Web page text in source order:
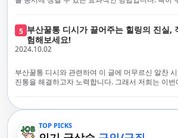
시죠? 여기서만 느낄 수 있는 특별한 경험을 소개합
험을 제공해요. 준비하신 모든 것에 놀랄 준비를 하
동안 지역에서 최고의 출장업체가 되겠다는 하나의
요.부경샵의 전통적인 서비스로, 단 한 순간도 낭비
어드릴 거예요. 비가 오든 눈이 오든, 어디에 계시든
릴게요. 부경샵의 서비스는 부산의 모든 곳, 집이든
스텔이든 아파트든, 여러분을 위해 준비되어 있어
멀리까지 다니며, 편리함을 최우선으로 생각해요. 빠
게 조절되어, 진정한 에너지 회복을 경험하실 수 있
고 있어요. 이런 점이 부경샵의 자랑입니다. 어디에
받으실 수 있도록 노력하고 있어요.부경샵은 우수성
수 있는 서비스를 제공합니다. 부경샵은 부산 일본인 홈케어 후불제의 모범
적인 피해가 발생하지 않도록 지속적으로 노력하고
칭하여 선불 결제를 요구하는 마사지 서비스에 대해
요합니다. '부경샵'은 관리사의 도착 이후에 결제가 이루어지는 후불제를
기본 원칙으로 하는 부산 일본인 홈케어 전문 업체
객님의 신뢰를 최우선으로 여기며, 모든 코스에서
있습니다. 왜 부경샵이 부산에서 특별한지, 그 이유를 알려드리겠습니다.
여기서는 단순한 부산 일본인 홈케어 서비스를 넘어
러분을 기다리고 있으니, 준비되셨나요? 부경샵은 오랜 시간 동안 지역 최
부경샵과 함께라면, 쌓인 피로를 효과적으로 해소하
장된 근육과 신경을 완화시켜 스트레스를 감소시킵
경과 결절이 모여있어, 발마사지를 통해 이를 자극함
함을 제공하는데 도움이 됩니다. 이는 스트레스 호
의 안정을 촉진합니다.면역 시스템 강화: 정기적인
의 활동을 촉진하여 감염 및 질병에 대한 저항력을
사지는 림프순환을 촉진하고 세포 배출물을 제거함
원합니다.숙면 유도: 발마사지는 긴장된 근육과 신
특정 포인트를 자극함으로써 소화 기능을 개선하는
다. 발마사지는 소화기관 주변의 근육을 이완시켜
게 도와줍니다.체중 관리: 발마사지는 근육의 활성
와 신체적, 정신적 피로를 효과적으로 완화합니다.
손길은 긴장된 근육을 이완시키고, 스트레스 호르몬
의 안정을 가져다 줍니다. 이는 일상의 업무 효율성
질을 향상시키는 데 기여합니다.근육 이완과 유연
지는 근육의 긴장과 경직을 해소하고 유연성을 향
능을 개선하고, 근골격계 문제 및 부상 예방에 도움
인 마사지는 자세 개선에도 긍정적인 영향을 미칩
촉진합니다. 이는 신진대사를 활성화하고, 독소 배출
로, 피부 건강 개선, 피로 물질 감소, 면역 체계 강화
있습니다.몸과 마음의 편안함 제공:출장마사지는 편
므로 신체적, 정신적 안정을 제공합니다. 이는 수면
5 부산꿀통 디시가 끌어주는 힐링의 진실,
험해보세요!
2024.10.02
부산꿀통 디시와 관련하여 이 글에 머무르신 알찬
진통을 해결하고자 노력합니다. 그래서 저희는 이
그 해결책을 찾는 것이 어려운 상황을 맞이하는 경
디시에 대소동을 일으키며 부상한 힐링의 중심지로
곳에서 제공하는 다양한 맛집, 관광지들과 더불어
TOP PICKS